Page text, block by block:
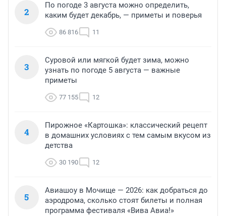
2
По погоде 3 августа можно определить,
каким будет декабрь, — приметы и поверья
86 816 11
3
Суровой или мягкой будет зима, можно
узнать по погоде 5 августа — важные
приметы
77 155 12
4
Пирожное «Картошка»: классический рецепт
в домашних условиях с тем самым вкусом из
детства
30 190 12
5
Авиашоу в Мочище — 2026: как добраться до
аэродрома, сколько стоят билеты и полная
программа фестиваля «Вива Авиа!»